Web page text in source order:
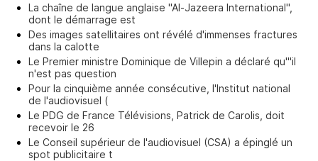
La chaîne de langue anglaise "Al-Jazeera International",
dont le démarrage est
Des images satellitaires ont révélé d'immenses fractures
dans la calotte
Le Premier ministre Dominique de Villepin a déclaré qu'"il
n'est pas question
Pour la cinquième année consécutive, l'Institut national
de l'audiovisuel (
Le PDG de France Télévisions, Patrick de Carolis, doit
recevoir le 26
Le Conseil supérieur de l'audiovisuel (CSA) a épinglé un
spot publicitaire t